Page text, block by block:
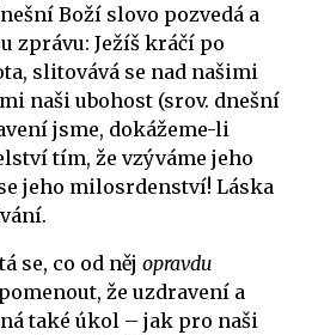
Boží slovo pozvedá a
zprávu: Ježíš kráčí po
slitovává se nad našimi
naši ubohost (srov. dnešní
jsme, dokážeme-li
tím, že vzýváme jeho
jeho milosrdenství! Láska
se, co od něj opravdu
že uzdravení a
také úkol – jak pro naši